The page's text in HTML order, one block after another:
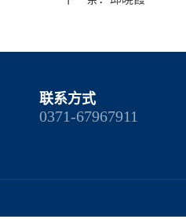
联系方式
0371-67967911